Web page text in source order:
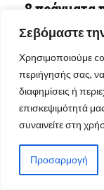
Σεβόμαστε
Χρησιμοποιούμε
περιήγησής σας,
διαφημίσεις ή
επισκεψιμότητά
συναινείτε στη
Προσαρμογή
8 πράγματα
“Dakar
ΕΚΔΗΛΩΣΕΙΣ